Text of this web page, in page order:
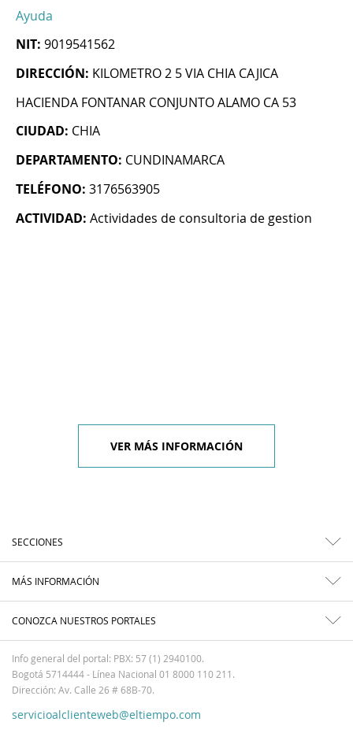
Ayuda
NIT: 9019541562
DIRECCIÓN: KILOMETRO 2 5 VIA CHIA CAJICA
HACIENDA FONTANAR CONJUNTO ALAMO CA 53
CIUDAD: CHIA
DEPARTAMENTO: CUNDINAMARCA
TELÉFONO: 3176563905
ACTIVIDAD: Actividades de consultoria de gestion
VER MÁS INFORMACIÓN
SECCIONES
MÁS INFORMACIÓN
CONOZCA NUESTROS PORTALES
Info general del portal: PBX: 57 (1) 2940100.
Bogotá 5714444 - Línea Nacional 01 8000 110 211.
Dirección: Av. Calle 26 # 68B-70.
servicioalclienteweb@eltiempo.com